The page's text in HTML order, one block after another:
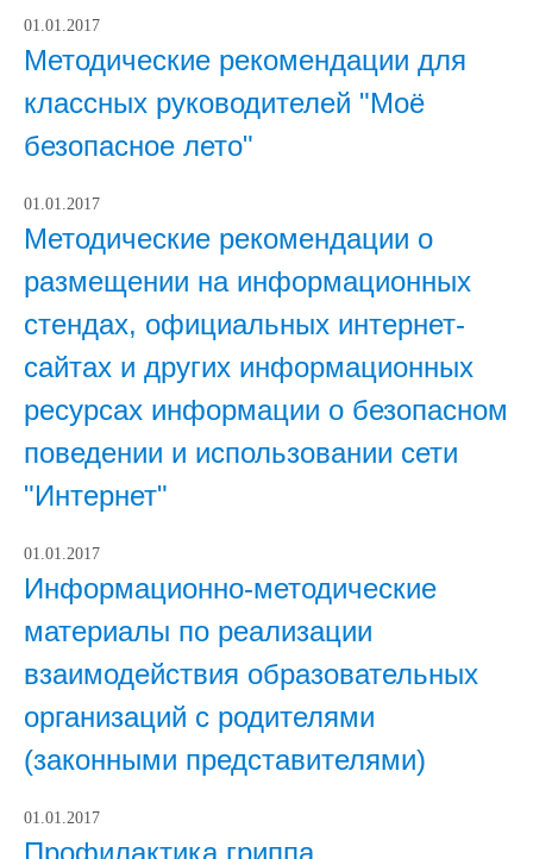
01.01.2017
Методические рекомендации для
классных руководителей "Моё
безопасное лето"
01.01.2017
Методические рекомендации о
размещении на информационных
стендах, официальных интернет-
сайтах и других информационных
ресурсах информации о безопасном
поведении и использовании сети
"Интернет"
01.01.2017
Информационно-методические
материалы по реализации
взаимодействия образовательных
организаций с родителями
(законными представителями)
01.01.2017